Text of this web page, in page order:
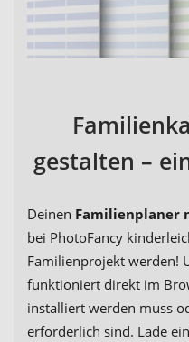
gestalten –
Deinen Familienplaner
bei PhotoFancy
Familienprojekt werden!
funktioniert direkt im
installiert werden muss
erforderlich sind. Lade